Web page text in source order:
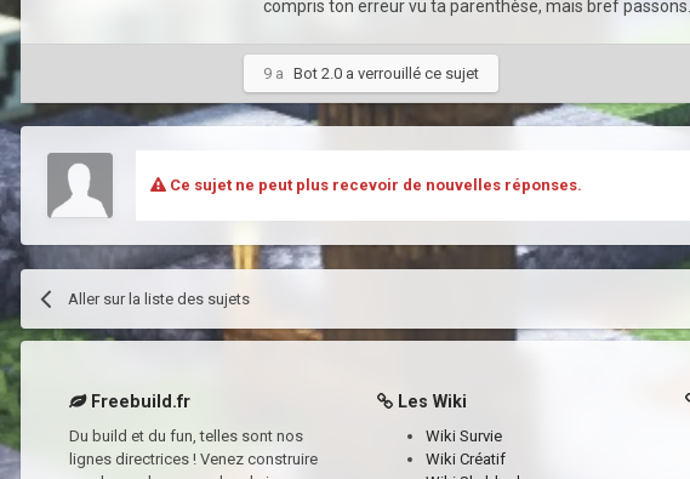
compris ton erreur vu ta parenthèse, mais bref passons...
9 a Bot 2.0 a verrouillé ce sujet
Ce sujet ne peut plus recevoir de nouvelles réponses.
Aller sur la liste des sujets
Freebuild.fr
Du build et du fun, telles sont nos
lignes directrices ! Venez construire
Les Wiki
Wiki Survie
Wiki Créatif